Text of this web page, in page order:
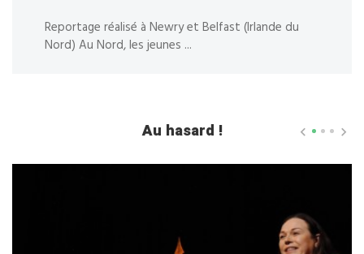
Reportage réalisé à Newry et Belfast (Irlande du
Nord) Au Nord, les jeunes ...
Au hasard !